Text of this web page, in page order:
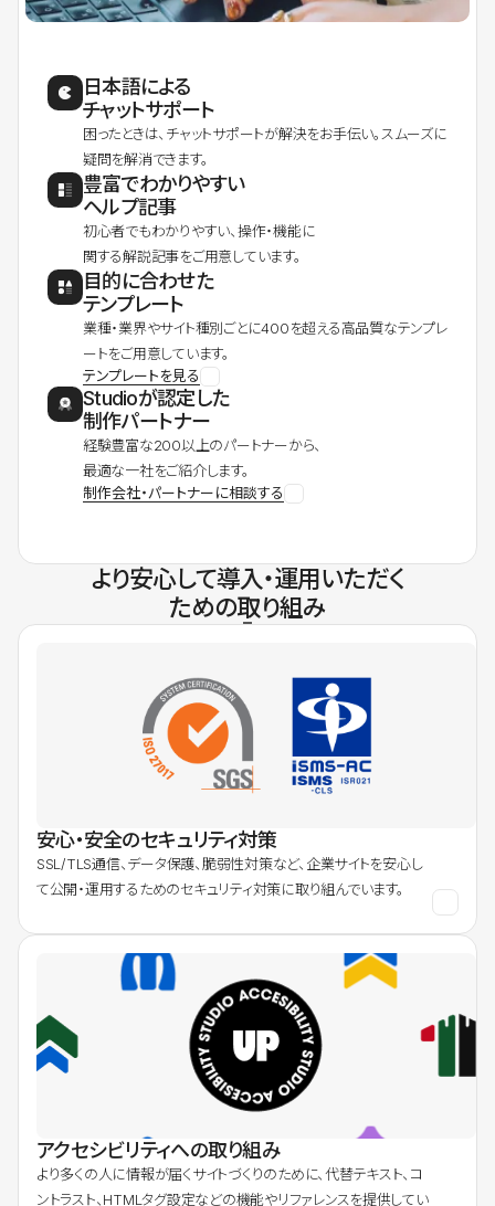
日本語による
チャットサポート
困ったときは、チャットサポートが解決をお手伝い。スムーズに
疑問を解消できます。
豊富でわかりやすい
ヘルプ記事
初心者でもわかりやすい、操作・機能に
関する解説記事をご用意しています。
目的に合わせた
テンプレート
業種・業界やサイト種別ごとに400を超える高品質なテンプレ
ートをご用意しています。
テンプレートを見る
Studioが認定した
制作パートナー
経験豊富な200以上のパートナーから、
最適な一社をご紹介します。
制作会社・パートナーに相談する
より安心して導入・運用いただく
ための取り組み
安心・安全のセキュリティ対策
SSL/TLS通信、データ保護、脆弱性対策など、企業サイトを安心し
て公開・運用するためのセキュリティ対策に取り組んでいます。
アクセシビリティへの取り組み
より多くの人に情報が届くサイトづくりのために、代替テキスト、コ
ントラスト、HTMLタグ設定などの機能やリファレンスを提供してい